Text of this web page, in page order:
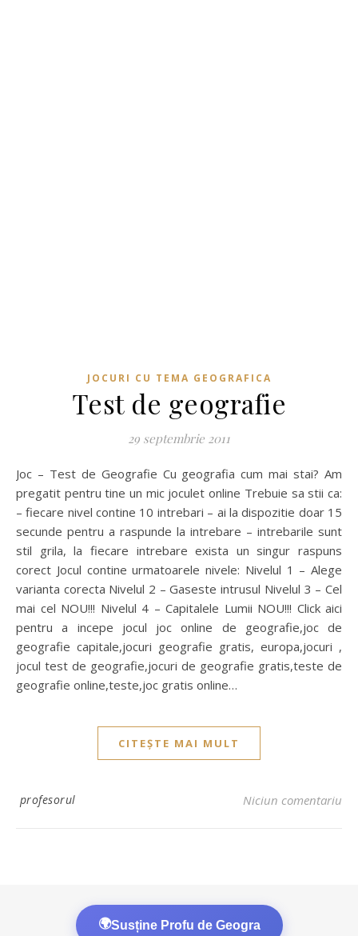
JOCURI CU TEMA GEOGRAFICA
Test de geografie
29 septembrie 2011
Joc – Test de Geografie Cu geografia cum mai stai? Am
pregatit pentru tine un mic joculet online Trebuie sa stii ca:
– fiecare nivel contine 10 intrebari – ai la dispozitie doar 15
secunde pentru a raspunde la intrebare – intrebarile sunt
stil grila, la fiecare intrebare exista un singur raspuns
corect Jocul contine urmatoarele nivele: Nivelul 1 – Alege
varianta corecta Nivelul 2 – Gaseste intrusul Nivelul 3 – Cel
mai cel NOU!!! Nivelul 4 – Capitalele Lumii NOU!!! Click aici
pentru a incepe jocul joc online de geografie,joc de
geografie capitale,jocuri geografie gratis, europa,jocuri ,
jocul test de geografie,jocuri de geografie gratis,teste de
geografie online,teste,joc gratis online…
CITEȘTE MAI MULT
profesorul Niciun comentariu
🌍Susține Profu de Geogra